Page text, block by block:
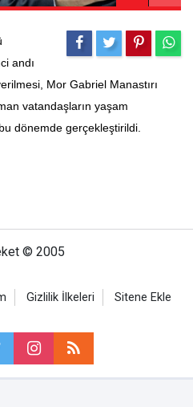
andı
Mor Gabriel Manastırı
vatandaşların yaşam
dönemde gerçekleştirildi.
© 2005
Gizlilik İlkeleri Sitene Ekle